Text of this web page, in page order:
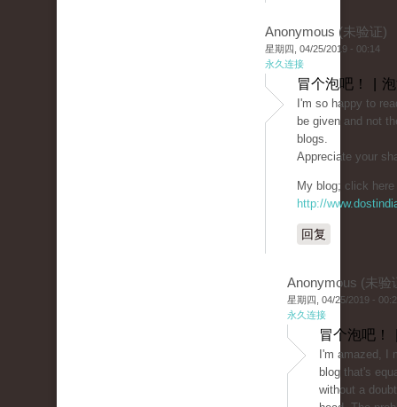
Anonymous (未验证)
星期四, 04/25/2019 - 00:14
永久连接
冒个泡吧！ |
I'm so happy to
be given and not
blogs.
Appreciate your
My blog; click here
http://
回复
Anonymous (未验
星期四, 04/25/2019 -
永久连接
冒个泡吧！
I'm amazed, I
blog that's
without a